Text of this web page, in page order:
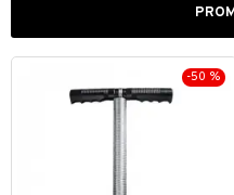
-25 %